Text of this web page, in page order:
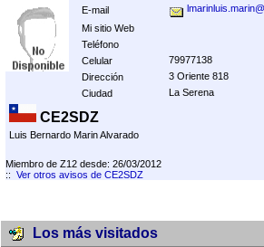
E-mail
Mi sitio Web
Teléfono
Celular
79977138
Dirección
3 Oriente 818
Ciudad
La Serena
CE2SDZ
Luis Bernardo Marin Alvarado
Miembro de Z12 desde: 26/03/2012
:: Ver otros avisos de CE2SDZ
Los más visitados